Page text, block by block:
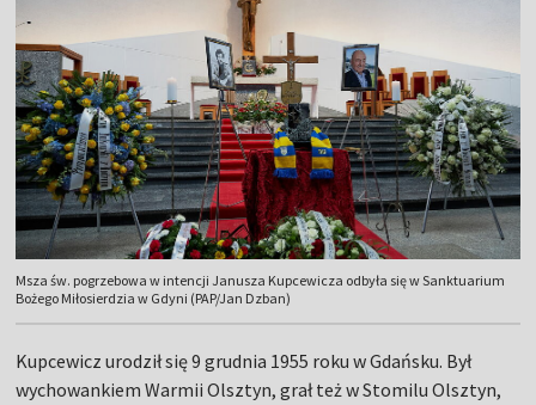
Msza św. pogrzebowa w intencji Janusza Kupcewicza odbyła się w Sanktuarium
Bożego Miłosierdzia w Gdyni (PAP/Jan Dzban)
Kupcewicz urodził się 9 grudnia 1955 roku w Gdańsku. Był
wychowankiem Warmii Olsztyn, grał też w Stomilu Olsztyn,